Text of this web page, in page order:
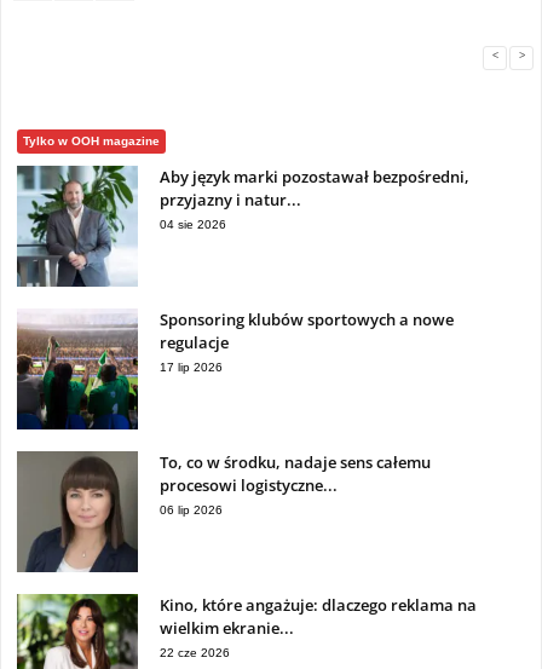
< >
Tylko w OOH magazine
Aby język marki pozostawał bezpośredni,
przyjazny i natur...
04 sie 2026
Sponsoring klubów sportowych a nowe
regulacje
17 lip 2026
To, co w środku, nadaje sens całemu
procesowi logistyczne...
06 lip 2026
Kino, które angażuje: dlaczego reklama na
wielkim ekranie...
22 cze 2026